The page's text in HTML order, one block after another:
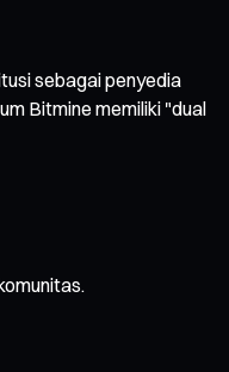
sebagai penyedia
Bitmine memiliki "dual